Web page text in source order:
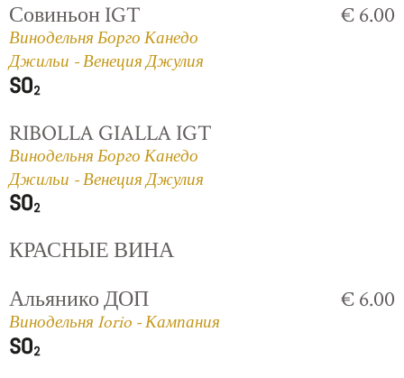
Совиньон IGT
Винодельня Борго Канедо
Джильи - Венеция Джулия
€ 6.00
RIBOLLA GIALLA IGT
Винодельня Борго Канедо
Джильи - Венеция Джулия
КРАСНЫЕ ВИНА
Альянико ДОП
Винодельня Iorio - Кампания
€ 6.00